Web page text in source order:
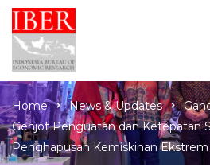
Home News & Updates
Genjot Penguatan dan Ketepatan
Penghapusan Kemiskinan Ekstrem